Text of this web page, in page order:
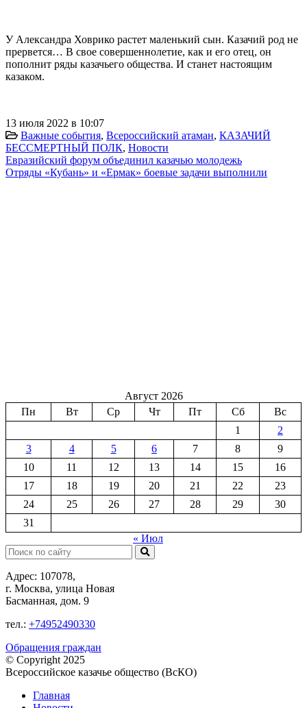
У Александра Ховрико растет маленький сын. Казачий род не
прервется… В свое совершеннолетие, как и его отец, он
пополнит ряды казачьего общества. И станет настоящим
казаком.
13 июля 2022 в 10:07
Важные события, Всероссийский атаман, КАЗАЧИЙ
БЕССМЕРТНЫЙ ПОЛК, Новости
Евразийский форум объединил казачью молодежь
Отряды «Кубань» и «Ермак» боевые задачи выполнили
Август 2026
Пн
Вт Ср Чт Пт Сб
Вс
1
2
3
4 5 6 7 8
9
10
11 12 13 14 15
16
17
18 19 20 21 22
23
24
25 26 27 28 29
30
31
« Июл
Поиск:
Адрес: 107078,
г. Москва, улица Новая
Басманная, дом. 9
тел.: +74952490330
Обращения граждан
© Copyright 2025
Всероссийское казачье общество (ВсКО)
Главная